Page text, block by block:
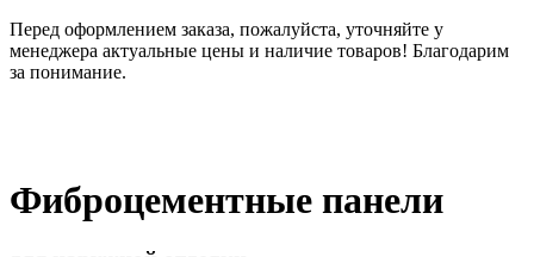
Перед оформлением заказа, пожалуйста, уточняйте у
менеджера актуальные цены и наличие товаров! Благодарим
за понимание.
Фиброцементные панели